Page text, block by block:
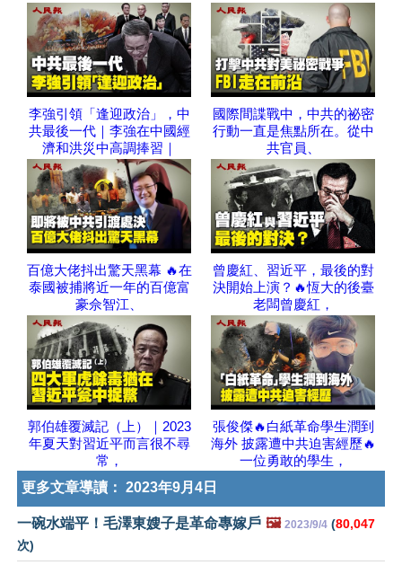
李強引領「逢迎政治」，中
共最後一代｜李強在中國經
濟和洪災中高調捧習｜
國際間諜戰中，中共的祕密
行動一直是焦點所在。從中
共官員、
百億大佬抖出驚天黑幕 🔥在
泰國被捕將近一年的百億富
豪佘智江、
曾慶紅、習近平，最後的對
決開始上演？🔥恆大的後臺
老闆曾慶紅，
郭伯雄覆滅記（上）｜2023
年夏天對習近平而言很不尋
常，
張俊傑🔥白紙革命學生潤到
海外 披露遭中共迫害經歷🔥
一位勇敢的學生，
更多文章導讀： 2023年9月4日
一碗水端平！毛澤東嫂子是革命專嫁戶 🖼️ 2023/9/4 (80,047
次)